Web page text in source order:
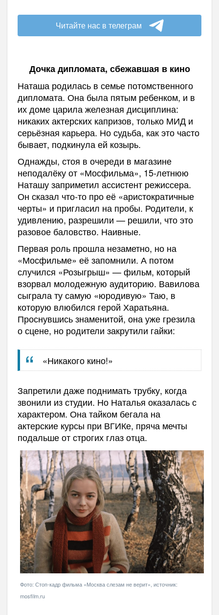
Читайте нас в телеграм
Дочка дипломата, сбежавшая в кино
Наташа родилась в семье потомственного
дипломата. Она была пятым ребенком, и в
их доме царила железная дисциплина:
никаких актерских капризов, только МИД и
серьёзная карьера. Но судьба, как это часто
бывает, подкинула ей козырь.
Однажды, стоя в очереди в магазине
неподалёку от «Мосфильма», 15-летнюю
Наташу заприметил ассистент режиссера.
Он сказал что-то про её «аристократичные
черты» и пригласил на пробы. Родители, к
удивлению, разрешили — решили, что это
разовое баловство. Наивные.
Первая роль прошла незаметно, но на
«Мосфильме» её запомнили. А потом
случился «Розыгрыш» — фильм, который
взорвал молодежную аудиторию. Вавилова
сыграла ту самую «юродивую» Таю, в
которую влюбился герой Харатьяна.
Проснувшись знаменитой, она уже грезила
о сцене, но родители закрутили гайки:
«Никакого кино!»
Запретили даже поднимать трубку, когда
звонили из студии. Но Наталья оказалась с
характером. Она тайком бегала на
актерские курсы при ВГИКе, пряча мечты
подальше от строгих глаз отца.
Фото: Стоп-кадр фильма «Москва слезам не верит», источник:
mosfilm.ru